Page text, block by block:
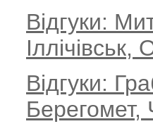
Відгуки:
Відгуки:
Берегомет,